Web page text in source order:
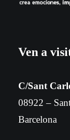
Ven a
C/Sant
08922 –
Barcelona